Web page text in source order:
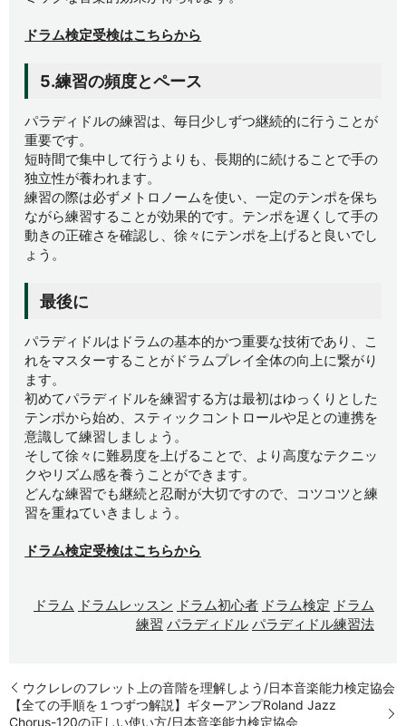
ドラム検定受検はこちらから
5.練習の頻度とペース
パラディドルの練習は、毎日少しずつ継続的に行うことが
重要です。
短時間で集中して行うよりも、長期的に続けることで手の
独立性が養われます。
練習の際は必ずメトロノームを使い、一定のテンポを保ち
ながら練習することが効果的です。テンポを遅くして手の
動きの正確さを確認し、徐々にテンポを上げると良いでし
ょう。
最後に
パラディドルはドラムの基本的かつ重要な技術であり、こ
れをマスターすることがドラムプレイ全体の向上に繋がり
ます。
初めてパラディドルを練習する方は最初はゆっくりとした
テンポから始め、スティックコントロールや足との連携を
意識して練習しましょう。
そして徐々に難易度を上げることで、より高度なテクニッ
クやリズム感を養うことができます。
どんな練習でも継続と忍耐が大切ですので、コツコツと練
習を重ねていきましょう。
ドラム検定受検はこちらから
ドラム ドラムレッスン ドラム初心者 ドラム検定 ドラム
練習 パラディドル パラディドル練習法
ウクレレのフレット上の音階を理解しよう/日本音楽能力検定協会
【全ての手順を１つずつ解説】ギターアンプRoland Jazz
Chorus-120の正しい使い方/日本音楽能力検定協会